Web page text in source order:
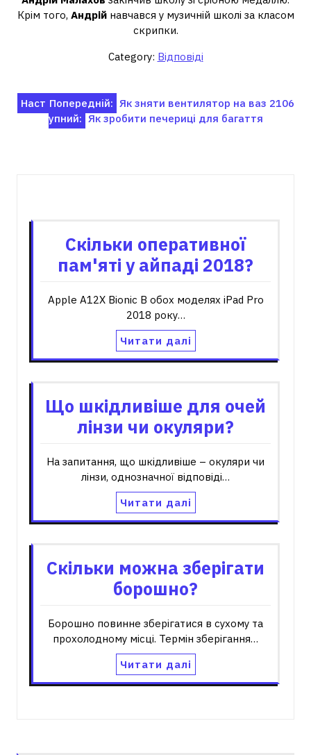
Крім того, Андрійнавчався у музичній школі за класом
скрипки.
Category: Відповіді
Навігація
записів
Попередній: Як зняти вентилятор на ваз 2106
Наст
упний: Як зробити печериці для багаття
Скільки оперативної
пам'яті у айпаді 2018?
Apple A12X Bionic В обох моделях iPad Pro
2018 року…
Читати далі
Що шкідливіше для очей
лінзи чи окуляри?
На запитання, що шкідливіше – окуляри чи
лінзи, однозначної відповіді…
Читати далі
Скільки можна зберігати
борошно?
Борошно повинне зберігатися в сухому та
прохолодному місці. Термін зберігання…
Читати далі